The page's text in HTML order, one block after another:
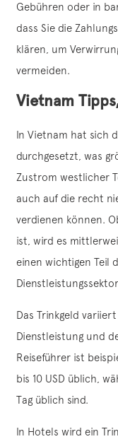
Gebühren oder in
dass Sie die
klären, um
vermeiden.
Vietnam
In Vietnam hat sich
durchgesetzt, was
Zustrom westlicher
auch auf die recht
verdienen können.
ist, wird es
einen wichtigen Teil
Das Trinkgeld
Dienstleistung und
Reiseführer ist
bis 10 USD üblich,
Tag üblich sind.
In Hotels wird ein